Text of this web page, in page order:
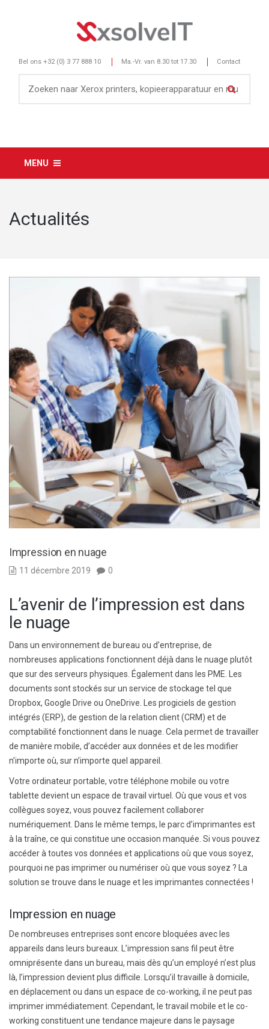
Bel ons +32 (0) 3 77 888 10 Ma.-Vr. van 8.30 tot 17.30 Contact
MENU
Actualités
Impression en nuage
11 décembre 2019 0
L’avenir de l’impression est dans
le nuage
Dans un environnement de bureau ou d’entreprise, de
nombreuses applications fonctionnent déjà dans le nuage plutôt
que sur des serveurs physiques. Également dans les PME. Les
documents sont stockés sur un service de stockage tel que
Dropbox, Google Drive ou OneDrive. Les progiciels de gestion
intégrés (ERP), de gestion de la relation client (CRM) et de
comptabilité fonctionnent dans le nuage. Cela permet de travailler
de manière mobile, d’accéder aux données et de les modifier
n’importe où, sur n’importe quel appareil.
Votre ordinateur portable, votre téléphone mobile ou votre
tablette devient un espace de travail virtuel. Où que vous et vos
collègues soyez, vous pouvez facilement collaborer
numériquement. Dans le même temps, le parc d’imprimantes est
à la traîne, ce qui constitue une occasion manquée. Si vous pouvez
accéder à toutes vos données et applications où que vous soyez,
pourquoi ne pas imprimer ou numériser où que vous soyez ? La
solution se trouve dans le nuage et les imprimantes connectées !
Impression en nuage
De nombreuses entreprises sont encore bloquées avec les
appareils dans leurs bureaux. L’impression sans fil peut être
omniprésente dans un bureau, mais dès qu’un employé n’est plus
là, l’impression devient plus difficile. Lorsqu’il travaille à domicile,
en déplacement ou dans un espace de co-working, il ne peut pas
imprimer immédiatement. Cependant, le travail mobile et le co-
working constituent une tendance majeure dans le paysage